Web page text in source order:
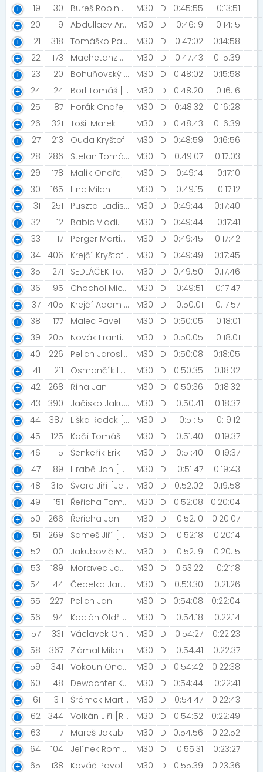
19 30 Bureš Robin [Cítoliby] M30 D 0:45:55
0:13:51
20
9 Abdullaev Arseniy [NN2021] M30 D 0:46:19
0:14:15
21
318 Tomáško Pavel M30 D 0:47:02
0:14:58
22
173 Machetanz Marek M30 D 0:47:43
0:15:39
23
20 Bohuňovský Lukáš M30 D 0:48:02
0:15:58
24
24 Borl Tomáš [HZSP Lovochemie a.s.] M30 D 0:48:20
0:16:16
25
87 Horák Ondřej M30 D 0:48:32
0:16:28
26
321 Tošil Marek M30 D 0:48:43
0:16:39
27
213 Ouda Kryštof M30 D 0:48:59
0:16:56
28
286 Stefan Tomáš [NN2021] M30 D 0:49:07
0:17:03
29
178 Malík Ondřej M30 D 0:49:14
0:17:10
30
165 Linc Milan M30 D 0:49:15
0:17:12
31
251 Pusztai Ladislav M30 D 0:49:44
0:17:40
32
12 Babic Vladimír [Generace Q] M30 D 0:49:44
0:17:41
33
117 Perger Martin [Rozběháme Neratovice] M30 D 0:49:45
0:17:42
34 406 Krejčí Kryštof [Praha 4] M30 D 0:49:49
0:17:45
35
271 SEDLÁČEK Tomáš [ACS 1893] M30 D 0:49:50
0:17:46
36
95 Chochol Michael [innogy] M30 D 0:49:51
0:17:47
37 405 Krejčí Adam [Praha 4] M30 D 0:50:01
0:17:57
38
177 Malec Pavel M30 D 0:50:05
0:18:01
39
205 Novák František M30 D 0:50:05
0:18:01
40
226 Pelich Jaroslav M30 D 0:50:08
0:18:05
41
211 Osmančík Leo [Lion] M30 D 0:50:35
0:18:32
42
268 Říha Jan M30 D 0:50:36
0:18:32
43
390 Jačisko Jakub [Running cz] M30 D 0:50:41
0:18:37
44
387 Liška Radek [Running cz] M30 D 0:51:15
0:19:12
45
125 Kočí Tomáš M30 D 0:51:40
0:19:37
46
5 Šenkeřík Erik M30 D 0:51:40
0:19:37
47
89 Hrabě Jan [ABC] M30 D 0:51:47
0:19:43
48
315 Švorc Jiří [Ještětice] M30 D 0:52:02
0:19:58
49
151 Řeřicha Tomáš M30 D 0:52:08
0:20:04
50
266 Řeřicha Jan M30 D 0:52:10
0:20:07
51
269 Sameš Jiří [NN2021] M30 D 0:52:18
0:20:14
52
100 Jakubovič Marek M30 D 0:52:19
0:20:15
53
189 Moravec Jan [DSV Air&Sea] M30 D 0:53:22
0:21:18
54
44 Čepelka Jaroslav [NN2021] M30 D 0:53:30
0:21:26
55
227 Pelich Jan M30 D 0:54:08
0:22:04
56
94 Kocián Oldřich M30 D 0:54:18
0:22:14
57
331 Václavek Ondřej M30 D 0:54:27
0:22:23
58
367 Zlámal Milan M30 D 0:54:41
0:22:37
59
341 Vokoun Ondřej [NN2021] M30 D 0:54:42
0:22:38
60
48 Dewachter Kevin M30 D 0:54:44
0:22:41
61
311 Šrámek Martin [NN2021] M30 D 0:54:47
0:22:43
62
344 Volkán Jiří [REF] M30 D 0:54:52
0:22:49
63
7 Mareš Jakub M30 D 0:54:56
0:22:52
64
104 Jelínek Roman M30 D 0:55:31
0:23:27
65
138 Kováč Pavol M30 D 0:55:39
0:23:36